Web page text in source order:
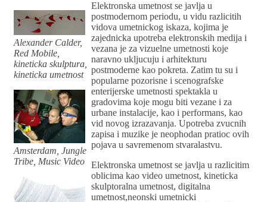
Alexander Calder,
Red Mobile,
kineticka skulptura,
kineticka umetnost
Amsterdam, Jungle
Tribe, Music Video
Elektronska umetnost se javlja u
postmodernom periodu, u vidu razlicitih
vidova umetnickog iskaza, kojima je
zajednicka upotreba elektronskih medija i
vezana je za vizuelne umetnosti koje
naravno ukljucuju i arhitekturu
postmoderne kao pokreta. Zatim tu su i
popularne pozorisne i scenografske
enterijerske umetnosti spektakla u
gradovima koje mogu biti vezane i za
urbane instalacije, kao i performans, kao
vid novog izrazavanja. Upotreba zvucnih
zapisa i muzike je neophodan pratioc ovih
pojava u savremenom stvaralastvu.
Elektronska umetnost se javlja u razlicitim
oblicima kao video umetnost, kineticka
skulptoralna umetnost, digitalna
umetnost,neonski umetnicki